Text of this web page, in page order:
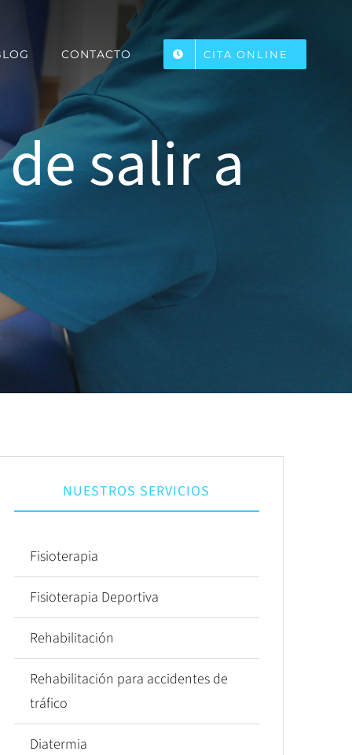
CONTACTO CITA ONLINE
salir a
NUESTROS SERVICIOS
Fisioterapia
Fisioterapia Deportiva
Rehabilitación
Rehabilitación para accidentes de
tráfico
Diatermia